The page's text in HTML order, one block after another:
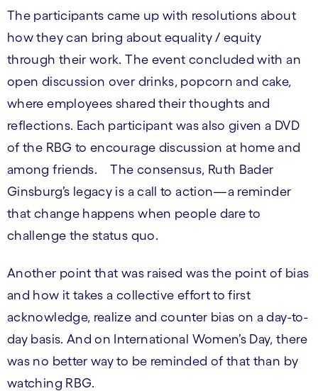
The participants came up with resolutions about
how they can bring about equality / equity
through their work. The event concluded with an
open discussion over drinks, popcorn and cake,
where employees shared their thoughts and
reflections. Each participant was also given a DVD
of the RBG to encourage discussion at home and
among friends. The consensus, Ruth Bader
Ginsburg’s legacy is a call to action—a reminder
that change happens when people dare to
challenge the status quo.
Another point that was raised was the point of bias
and how it takes a collective effort to first
acknowledge, realize and counter bias on a day-to-
day basis. And on International Women’s Day, there
was no better way to be reminded of that than by
watching RBG.